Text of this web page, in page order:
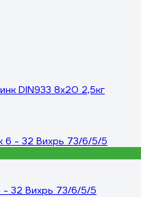
DIN933 8х20 2,5кг
- 32 Вихрь 73/6/5/5